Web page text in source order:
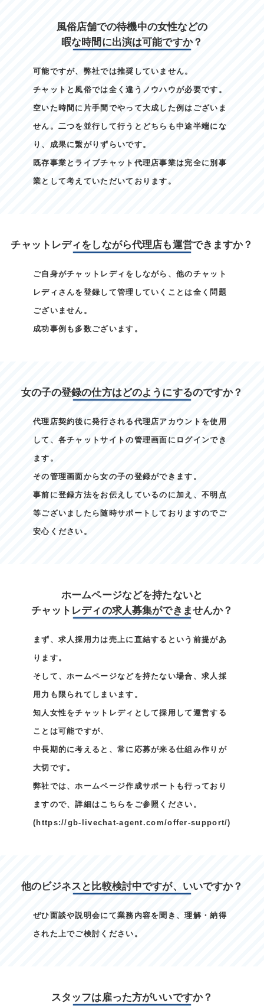
風俗店舗での待機中の女性などの
暇な時間に出演は可能ですか？
可能ですが、弊社では推奨していません。
チャットと風俗では全く違うノウハウが必要です。
空いた時間に片手間でやって大成した例はございま
せん。二つを並行して行うとどちらも中途半端にな
り、成果に繋がりずらいです。
既存事業とライブチャット代理店事業は完全に別事
業として考えていただいております。
チャットレディをしながら代理店も運営できますか？
ご自身がチャットレディをしながら、他のチャット
レディさんを登録して管理していくことは全く問題
ございません。
成功事例も多数ございます。
女の子の登録の仕方はどのようにするのですか？
代理店契約後に発行される代理店アカウントを使用
して、各チャットサイトの管理画面にログインでき
ます。
その管理画面から女の子の登録ができます。
事前に登録方法をお伝えしているのに加え、不明点
等ございましたら随時サポートしておりますのでご
安心ください。
ホームページなどを持たないと
チャットレディの求人募集ができませんか？
まず、求人採用力は売上に直結するという前提があ
ります。
そして、ホームページなどを持たない場合、求人採
用力も限られてしまいます。
知人女性をチャットレディとして採用して運営する
ことは可能ですが、
中長期的に考えると、常に応募が来る仕組み作りが
大切です。
弊社では、ホームページ作成サポートも行っており
ますので、詳細はこちらをご参照ください。
( https://gb-livechat-agent.com/offer-support/)
他のビジネスと比較検討中ですが、いいですか？
ぜひ面談や説明会にて業務内容を聞き、理解・納得
された上でご検討ください。
スタッフは雇った方がいいですか？